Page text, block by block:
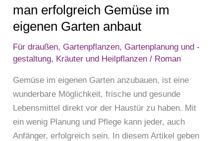
man erfolgreich Gemüse im
eigenen Garten anbaut
Für draußen, Gartenpflanzen, Gartenplanung und -
gestaltung, Kräuter und Heilpflanzen / Roman
Gemüse im eigenen Garten anzubauen, ist eine
wunderbare Möglichkeit, frische und gesunde
Lebensmittel direkt vor der Haustür zu haben. Mit
ein wenig Planung und Pflege kann jeder, auch
Anfänger, erfolgreich sein. In diesem Artikel geben
eigenen
Garten
anbaut